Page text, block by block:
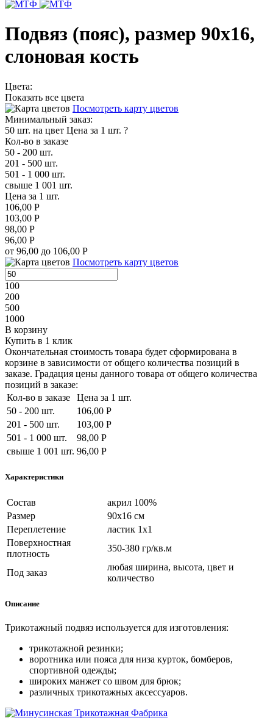
Подвяз (пояс), размер 90х16,
слоновая кость
Цвета:
Показать все цвета
Посмотреть карту цветов
Минимальный заказ:
50 шт. на цвет Цена за 1 шт. ?
Кол-во в заказе
50 - 200 шт.
201 - 500 шт.
501 - 1 000 шт.
свыше 1 001 шт.
Цена за 1 шт.
106,00 Р
103,00 Р
98,00 Р
96,00 Р
от 96,00 до 106,00 Р
Посмотреть карту цветов
100
200
500
1000
В корзину
Купить в 1 клик
Окончательная стоимость товара будет сформирована в
корзине в зависимости от общего количества позиций в
заказе. Градация цены данного товара от общего количества
позиций в заказе:
Кол-во в заказе
Цена за 1 шт.
50 - 200 шт.
106,00 Р
201 - 500 шт.
103,00 Р
501 - 1 000 шт.
98,00 Р
свыше 1 001 шт. 96,00 Р
Характеристики
Состав
акрил 100%
Размер
90х16 см
Переплетение
ластик 1х1
Поверхностная
плотность
350-380 гр/кв.м
Под заказ
любая ширина, высота, цвет и
количество
Описание
Трикотажный подвяз используется для изготовления:
трикотажной резинки;
воротника или пояса для низа курток, бомберов,
спортивной одежды;
широких манжет со швом для брюк;
различных трикотажных аксессуаров.